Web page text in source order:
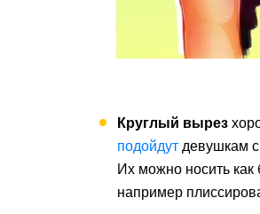
Круглый вырез
подойдут девушкам
Их можно носить как
например